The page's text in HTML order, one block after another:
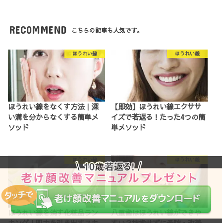
RECOMMEND こちらの記事も人気です。
ほうれい線
ほうれい線をなくす方法｜深
い溝を分からなくする簡単メ
ソッド
ほうれい線
【即効】ほうれい線エクササ
イズで若返る！たった4つの簡
単メソッド
ほうれい線
ほうれい線を消す化粧品ラン
八重歯はほうれい線ができや